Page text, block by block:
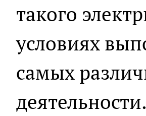
такого
условиях
самых
деятельности.